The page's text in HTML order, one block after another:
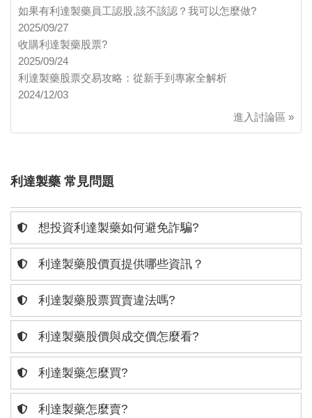
如果有利達製藥員工認股,該不該認？我可以怎麼做?
2025/09/27
收購利達製藥股票?
2025/09/24
利達製藥股票交易攻略：從新手到專家全解析
2024/12/03
進入討論區 »
利達製藥 常見問題
想投資利達製藥如何避免詐騙?
利達製藥股價頁提供哪些資訊？
利達製藥股票買賣違法嗎?
利達製藥股價與成交價怎麼看?
利達製藥怎麼買?
利達製藥怎麼賣?